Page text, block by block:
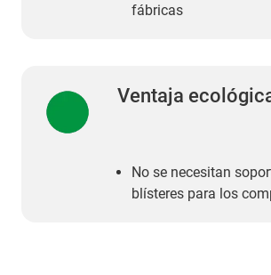
fábricas
Ventaja
No se necesitan
blísteres para los